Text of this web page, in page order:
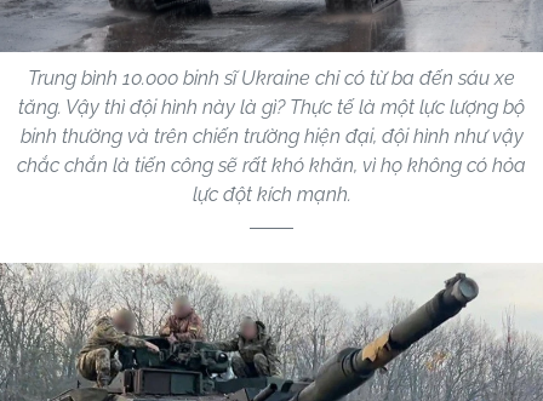
Trung bình 10.000 binh sĩ Ukraine chỉ có từ ba đến sáu xe
tăng. Vậy thì đội hình này là gì? Thực tế là một lực lượng bộ
binh thường và trên chiến trường hiện đại, đội hình như vậy
chắc chắn là tiến công sẽ rất khó khăn, vì họ không có hỏa
lực đột kích mạnh.